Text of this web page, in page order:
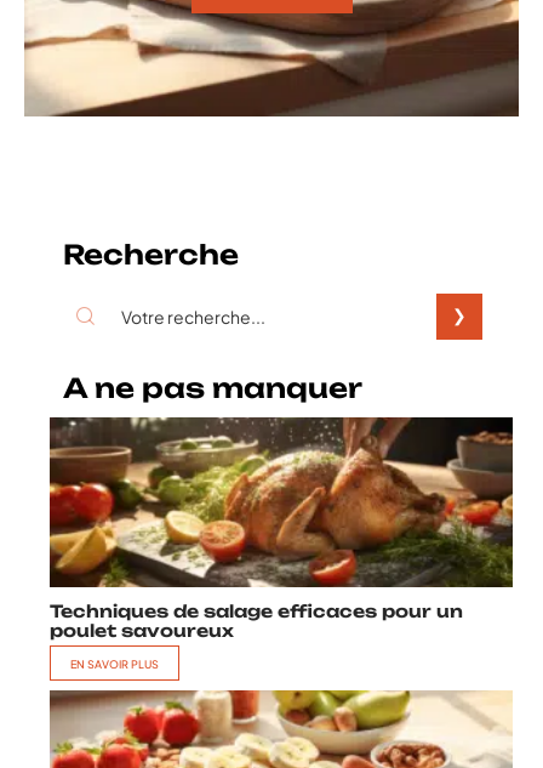
Recherche
A ne pas manquer
Techniques de salage efficaces pour un
poulet savoureux
EN SAVOIR PLUS